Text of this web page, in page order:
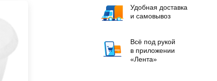
Удобная доставка
и самовывоз
Всё под рукой
в приложении
«Лента»